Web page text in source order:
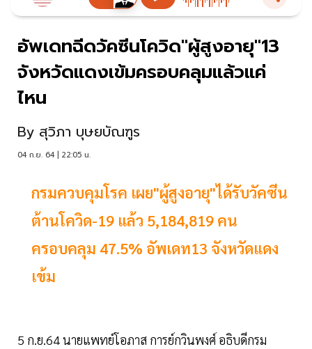
อัพเดทฉีดวัคซีนโควิด"ผู้สูงอายุ"13
จังหวัดแดงเข้มครอบคลุมแล้วแค่
ไหน
By สุวิภา บุษยบัณฑูร
04 ก.ย. 64 | 22:05 น.
กรมควบคุมโรค เผย"ผู้สูงอายุ"ได้รับวัคซีน
ต้านโควิด-19 แล้ว 5,184,819 คน
ครอบคลุม 47.5% อัพเดท13 จังหวัดแดง
เข้ม
5 ก.ย.64 นายแพทย์โอภาส การย์กวินพงศ์ อธิบดีกรม